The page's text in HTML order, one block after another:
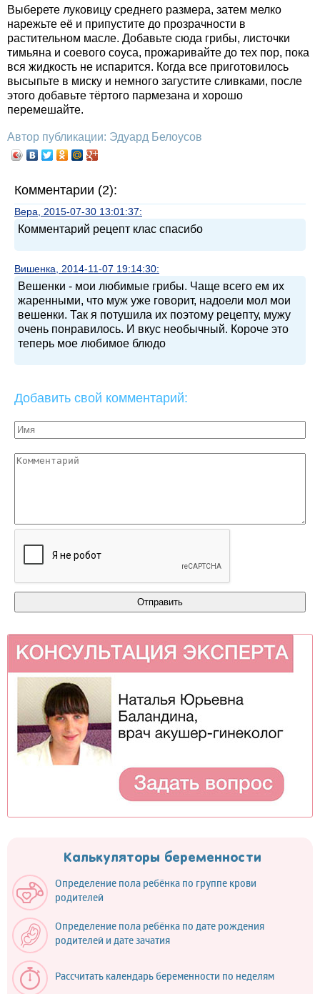
Выберете луковицу среднего размера, затем мелко
нарежьте её и припустите до прозрачности в
растительном масле. Добавьте сюда грибы, листочки
тимьяна и соевого соуса, прожаривайте до тех пор, пока
вся жидкость не испарится. Когда все приготовилось
высыпьте в миску и немного загустите сливками, после
этого добавьте тёртого пармезана и хорошо
перемешайте.
Автор публикации: Эдуард Белоусов
Комментарии (2):
Вера, 2015-07-30 13:01:37:
Комментарий рецепт клас спасибо
Вишенка, 2014-11-07 19:14:30:
Вешенки - мои любимые грибы. Чаще всего ем их
жаренными, что муж уже говорит, надоели мол мои
вешенки. Так я потушила их поэтому рецепту, мужу
очень понравилось. И вкус необычный. Короче это
теперь мое любимое блюдо
Добавить свой комментарий:
Калькуляторы беременности
Определение пола ребёнка по группе крови
родителей
Определение пола ребёнка по дате рождения
родителей и дате зачатия
Рассчитать календарь беременности по неделям